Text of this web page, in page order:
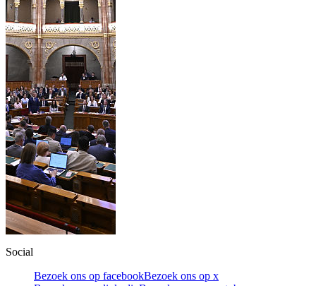
Social
Bezoek ons op facebookBezoek ons op x